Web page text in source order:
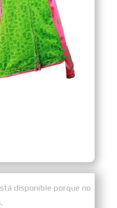
disponible porque no